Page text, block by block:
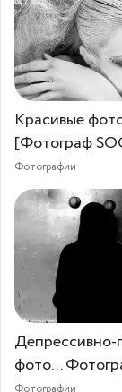
Красивые
[Фотограф
Фотографии
Депрессивно-
фото...
Фотографии